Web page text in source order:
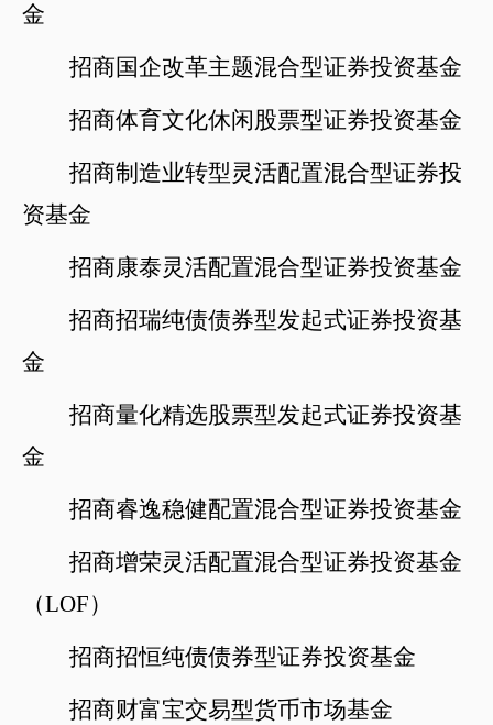
金
招商国企改革主题混合型证券投资基金
招商体育文化休闲股票型证券投资基金
招商制造业转型灵活配置混合型证券投
资基金
招商康泰灵活配置混合型证券投资基金
招商招瑞纯债债券型发起式证券投资基
金
招商量化精选股票型发起式证券投资基
金
招商睿逸稳健配置混合型证券投资基金
招商增荣灵活配置混合型证券投资基金
（LOF）
招商招恒纯债债券型证券投资基金
招商财富宝交易型货币市场基金